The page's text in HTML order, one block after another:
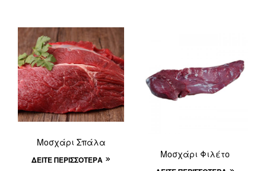
Μοσχάρι Σπάλα
ΔΕΊΤΕ ΠΕΡΙΣΣΌΤΕΡΑ Μοσχάρι Φιλέτο